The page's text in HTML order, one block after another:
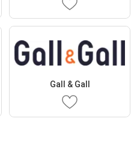
Gall & Gall